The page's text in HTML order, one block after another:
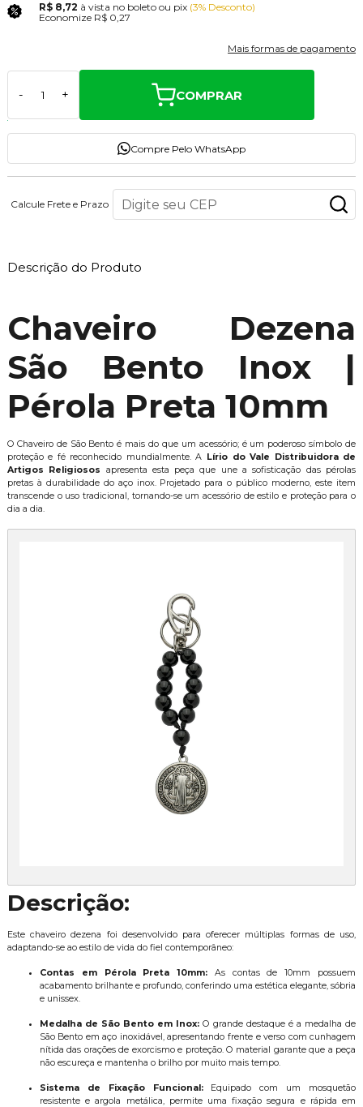
R$ 8,72 à vista no boleto ou pix (3% Desconto)
Economize R$ 0,27
Mais formas de pagamento
- + COMPRAR
Compre Pelo WhatsApp
Calcule Frete e Prazo
Descrição do Produto
Chaveiro Dezena
São Bento Inox |
Pérola Preta 10mm
O Chaveiro de São Bento é mais do que um acessório; é um poderoso símbolo de
proteção e fé reconhecido mundialmente. A Lírio do Vale Distribuidora de
Artigos Religiosos apresenta esta peça que une a sofisticação das pérolas
pretas à durabilidade do aço inox. Projetado para o público moderno, este item
transcende o uso tradicional, tornando-se um acessório de estilo e proteção para o
dia a dia.
Descrição:
Este chaveiro dezena foi desenvolvido para oferecer múltiplas formas de uso,
adaptando-se ao estilo de vida do fiel contemporâneo:
Contas em Pérola Preta 10mm: As contas de 10mm possuem
acabamento brilhante e profundo, conferindo uma estética elegante, sóbria
e unissex.
Medalha de São Bento em Inox: O grande destaque é a medalha de
São Bento em aço inoxidável, apresentando frente e verso com cunhagem
nítida das orações de exorcismo e proteção. O material garante que a peça
não escureça e mantenha o brilho por muito mais tempo.
Sistema de Fixação Funcional:Equipado com um mosquetão
resistente e argola metálica, permite uma fixação segura e rápida em